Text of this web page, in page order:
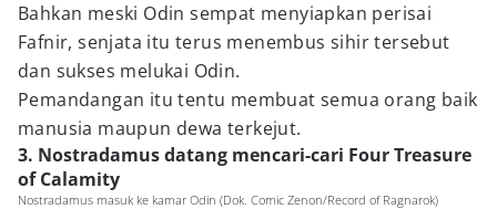
Bahkan meski Odin sempat menyiapkan perisai
Fafnir, senjata itu terus menembus sihir tersebut
dan sukses melukai Odin.
Pemandangan itu tentu membuat semua orang baik
manusia maupun dewa terkejut.
3. Nostradamus datang mencari-cari Four Treasure
of Calamity
Nostradamus masuk ke kamar Odin (Dok. Comic Zenon/Record of Ragnarok)